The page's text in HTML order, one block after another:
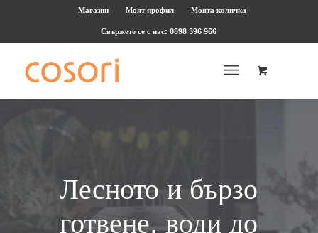
Магазин Моят профил
Моята количка
Свържете се с нас: 0898 396 966
Лесното и бързо
готвене, води до